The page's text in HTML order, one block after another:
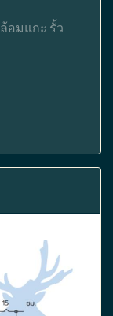
อมแกะ รั้ว